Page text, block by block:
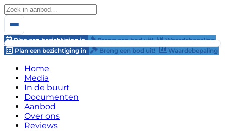
Plan een bezichtiging in Breng een bod uit!
Waardebepaling
Plan een bezichtiging in
Breng een bod uit! Waardebepaling
Home
Media
In de buurt
Documenten
Aanbod
Over ons
Reviews